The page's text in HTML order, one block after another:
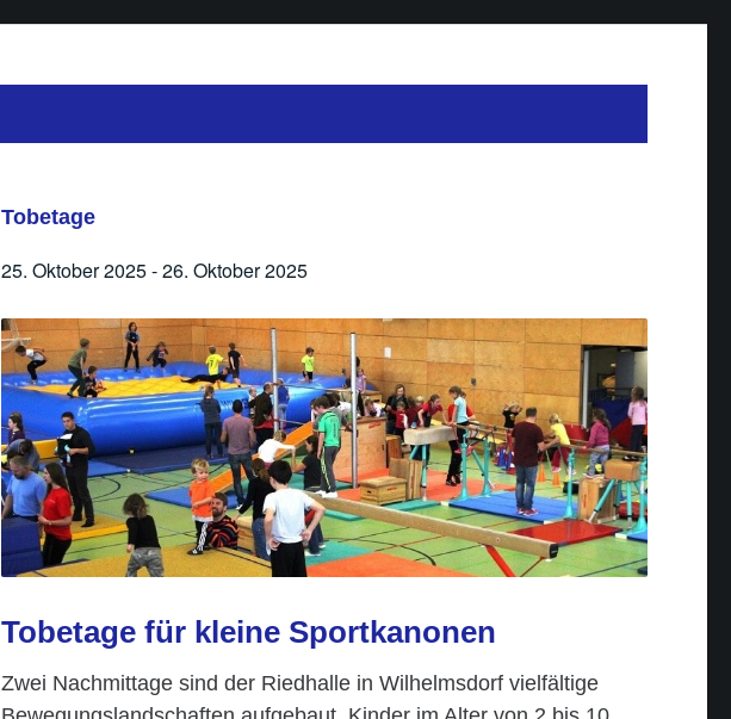
Tobetage
25. Oktober 2025-26. Oktober 2025
Tobetage für kleine Sportkanonen
Zwei Nachmittage sind der Riedhalle in Wilhelmsdorf vielfältige